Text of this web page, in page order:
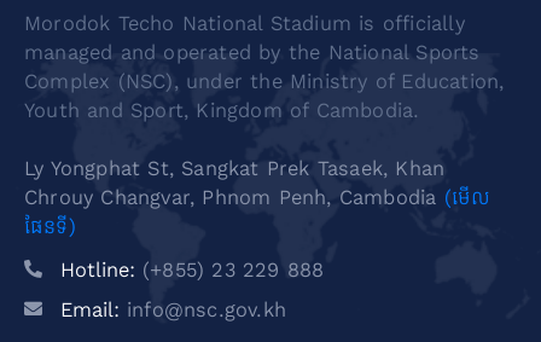
Morodok Techo National Stadium is officially
managed and operated by the National Sports
Complex (NSC), under the Ministry of Education,
Youth and Sport, Kingdom of Cambodia.
Ly Yongphat St, Sangkat Prek Tasaek, Khan
Chrouy Changvar, Phnom Penh, Cambodia (មើល
ផែនទី)
Hotline: (+855) 23 229 888
Email: info@nsc.gov.kh